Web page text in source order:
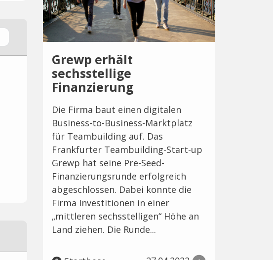
Grewp erhält
sechsstellige
Finanzierung
Die Firma baut einen digitalen
Business-to-Business-Marktplatz
für Teambuilding auf. Das
Frankfurter Teambuilding-Start-up
Grewp hat seine Pre-Seed-
Finanzierungsrunde erfolgreich
abgeschlossen. Dabei konnte die
Firma Investitionen in einer
„mittleren sechsstelligen“ Höhe an
Land ziehen. Die Runde...